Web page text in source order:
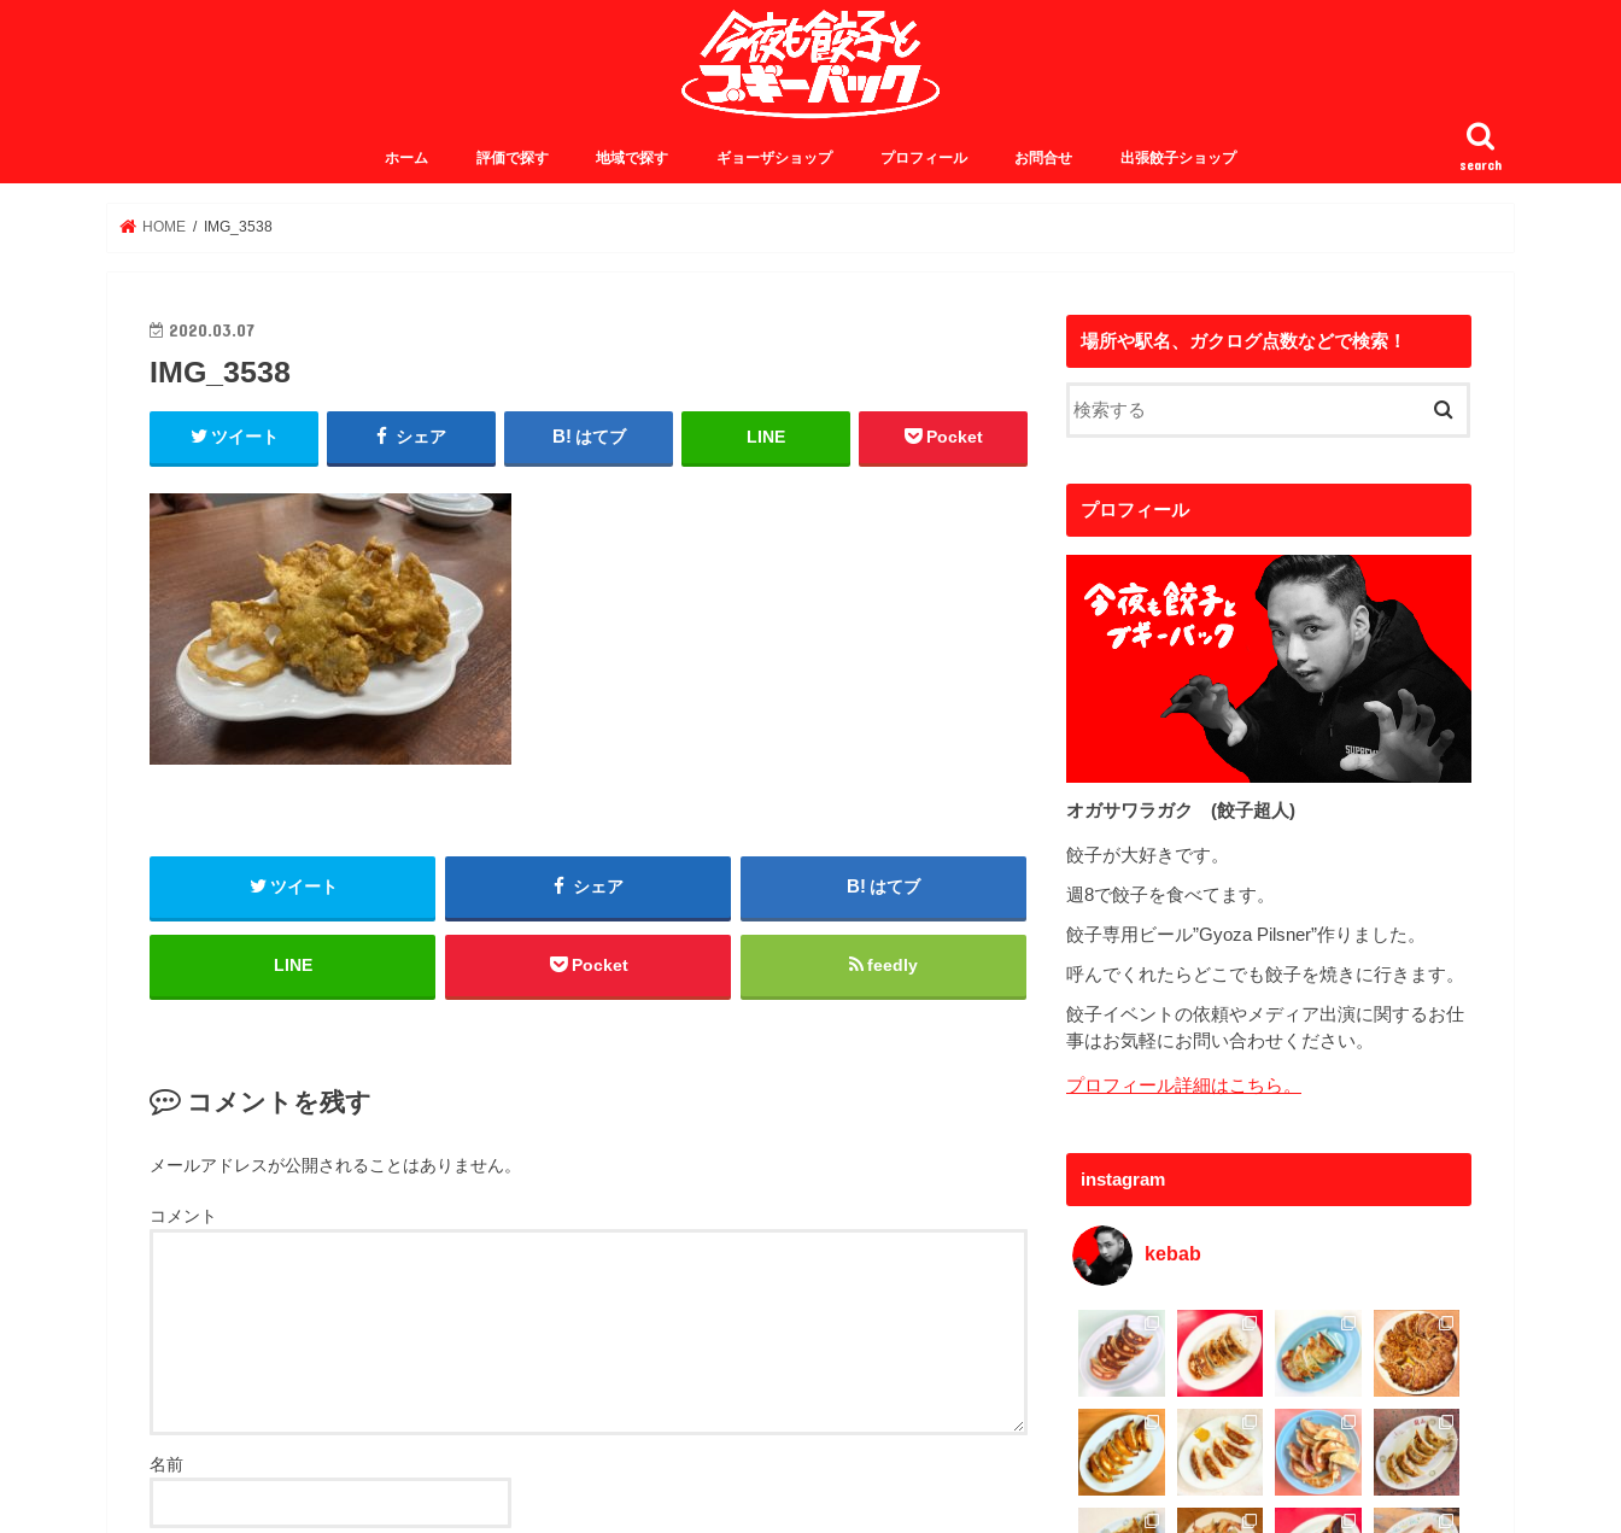
search
ホーム 評価で探す 地域で探す ギョーザショップ プロフィール お問合せ 出張餃子ショップ
HOME IMG_3538
2020.03.07
IMG_3538
ツイート シェア はてブ LINE Pocket
ツイート シェア はてブ
LINE Pocket feedly
コメントを残す
メールアドレスが公開されることはありません。
コメント
名前
場所や駅名、ガクログ点数などで検索！
プロフィール
オガサワラガク (餃子超人)
餃子が大好きです。
週8で餃子を食べてます。
餃子専用ビール”Gyoza Pilsner”作りました。
呼んでくれたらどこでも餃子を焼きに行きます。
餃子イベントの依頼やメディア出演に関するお仕
事はお気軽にお問い合わせください。
プロフィール詳細はこちら。
instagram
kebab